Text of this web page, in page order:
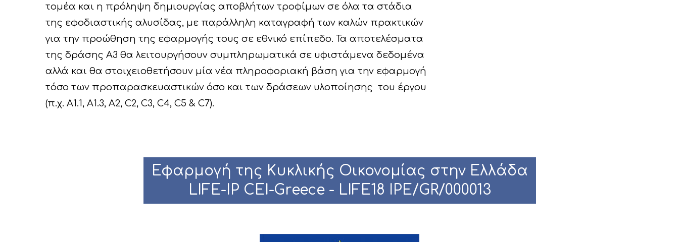
τομέα και η πρόληψη δημιουργίας αποβλήτων τροφίμων σε όλα τα στάδια
της εφοδιαστικής αλυσίδας, με παράλληλη καταγραφή των καλών πρακτικών
για την προώθηση της εφαρμογής τους σε εθνικό επίπεδο. Τα αποτελέσματα
της δράσης Α3 θα λειτουργήσουν συμπληρωματικά σε υφιστάμενα δεδομένα
αλλά και θα στοιχειοθετήσουν μία νέα πληροφοριακή βάση για την εφαρμογή
τόσο των προπαρασκευαστικών όσο και των δράσεων υλοποίησης του έργου
(π.χ. A1.1, A1.3, A2, C2, C3, C4, C5 & C7).
Εφαρμογή της Κυκλικής Οικονομίας στην Ελλάδα
LIFE-IP CEI-Greece - LIFE18 IPE/GR/000013